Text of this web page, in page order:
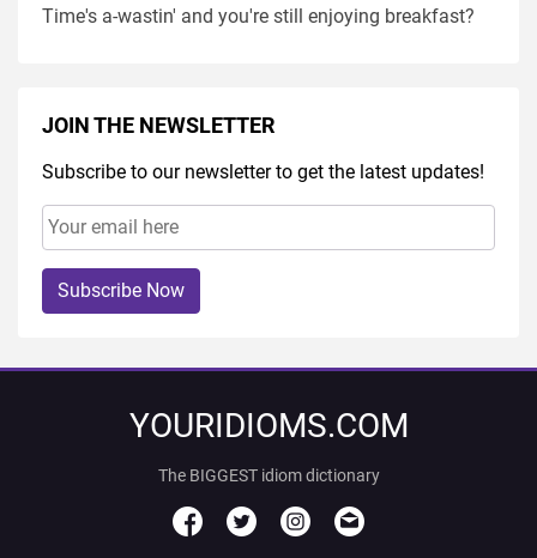
Time's a-wastin' and you're still enjoying breakfast?
JOIN THE NEWSLETTER
Subscribe to our newsletter to get the latest updates!
Subscribe Now
YOURIDIOMS.COM
The BIGGEST idiom dictionary